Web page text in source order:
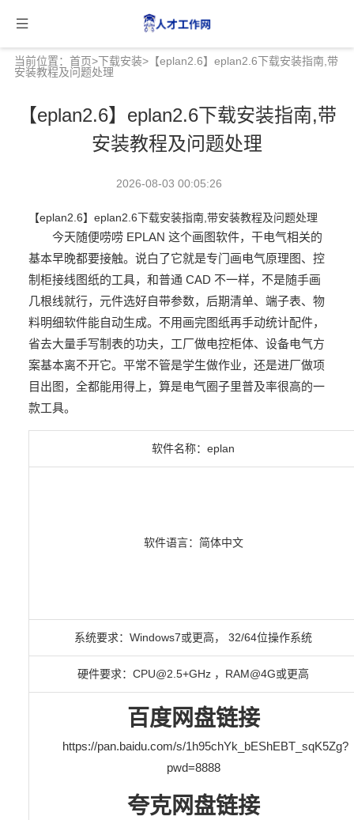
当前位置： 首页>下载安装>【eplan2.6】eplan2.6下载安装指南,带
安装教程及问题处理
【eplan2.6】eplan2.6下载安装指南,带
安装教程及问题处理
2026-08-03 00:05:26
【eplan2.6】eplan2.6下载安装指南,带安装教程及问题处理
今天随便唠唠 EPLAN 这个画图软件，干电气相关的
基本早晚都要接触。说白了它就是专门画电气原理图、控
制柜接线图纸的工具，和普通 CAD 不一样，不是随手画
几根线就行，元件选好自带参数，后期清单、端子表、物
料明细软件能自动生成。不用画完图纸再手动统计配件，
省去大量手写制表的功夫，工厂做电控柜体、设备电气方
案基本离不开它。平常不管是学生做作业，还是进厂做项
目出图，全都能用得上，算是电气圈子里普及率很高的一
款工具。
软件名称：eplan
软件语言：简体中文
系统要求：Windows7或更高， 32/64位操作系统
硬件要求：CPU@2.5+GHz ，RAM@4G或更高
百度网盘链接
https://pan.baidu.com/s/1h95chYk_bEShEBT_sqK5Zg?
pwd=8888
夸克网盘链接